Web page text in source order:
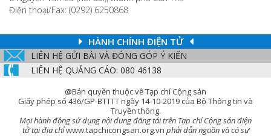
Điện thoại/Fax: (0292) 6250868
HÀNH CHÍNH ĐIỆN TỬ
LIÊN HỆ GỬI BÀI VÀ ĐÓNG GÓP Ý KIẾN
LIÊN HỆ QUẢNG CÁO: 080 46138
@Bản quyền thuộc về Tạp chí Cộng sản
Giấy phép số 436/GP-BTTTT ngày 14-10-2019 của Bộ Thông tin và
Truyền thông.
Mọi hành động sử dụng nội dung đăng tải trên Tạp chí Cộng sản điện
tử tại địa chỉwww.tapchicongsan.org.vn phải dẫn nguồn và có sự